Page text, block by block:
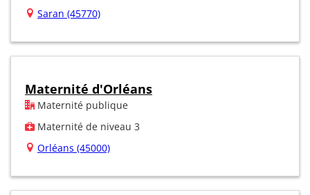
Saran (45770)
Maternité d'Orléans
Maternité publique
Maternité de niveau 3
Orléans (45000)